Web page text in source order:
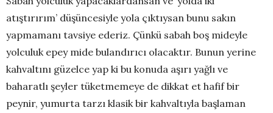
atıştırırım’ düşüncesiyle yola çıktıysan bunu sakın
yapmamanı tavsiye ederiz. Çünkü sabah boş mideyle
yolculuk epey mide bulandırıcı olacaktır. Bunun yerine
kahvaltını güzelce yap ki bu konuda aşırı yağlı ve
baharatlı şeyler tüketmemeye de dikkat et hafif bir
peynir, yumurta tarzı klasik bir kahvaltıyla başlaman